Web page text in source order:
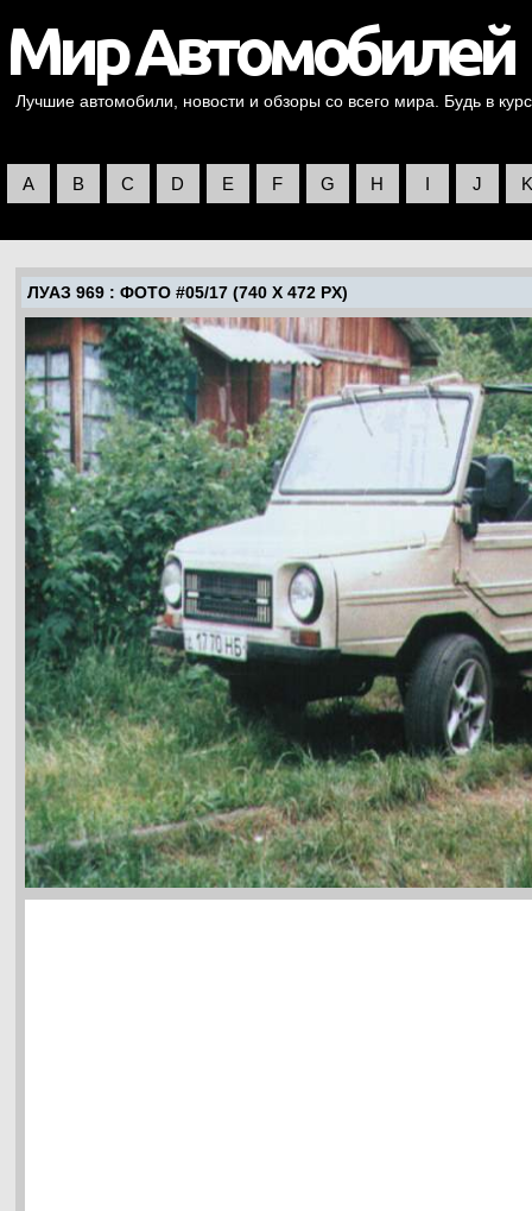
Лучшие автомобили, новости и обзоры со всего мира. Будь в
A B C D E F G H I J K
ЛУАЗ 969 : ФОТО #05/17 (740 X 472 PX)